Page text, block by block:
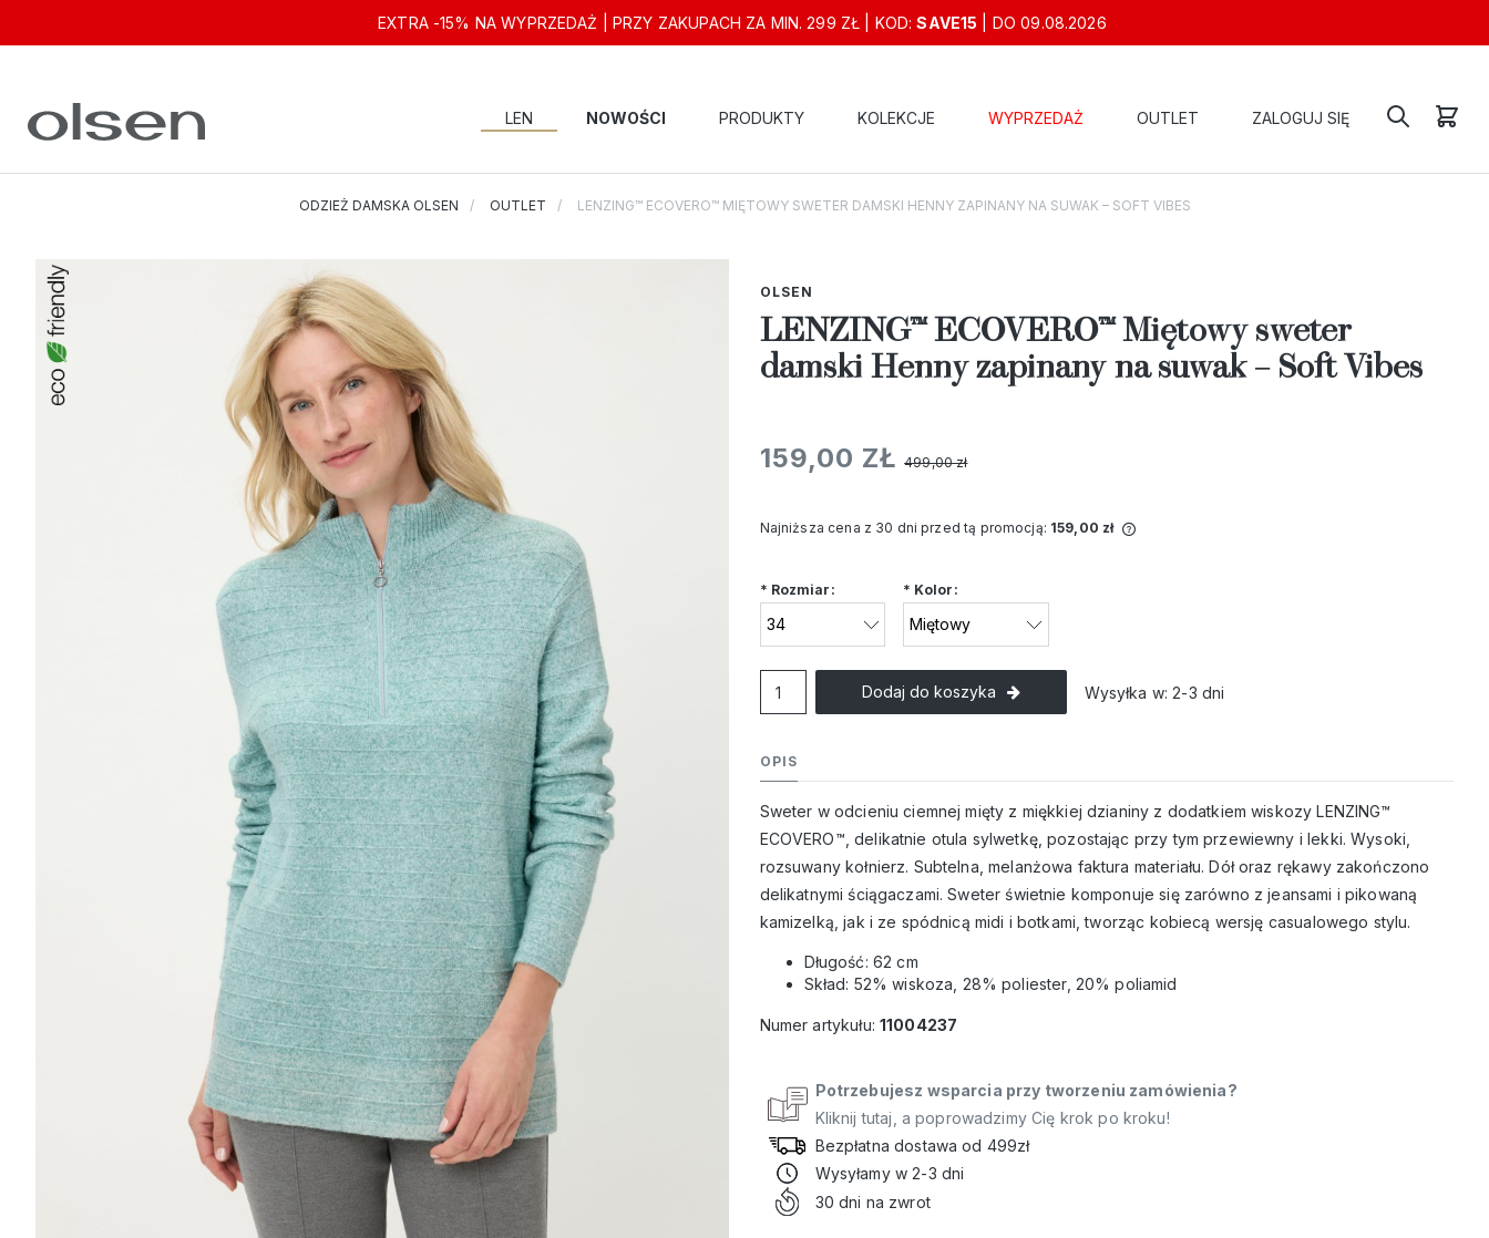
EXTRA -15% NA WYPRZEDAŻ | PRZY ZAKUPACH ZA MIN. 299 ZŁ | KOD:SAVE15 | DO 09.08.2026
LEN NOWOŚCI PRODUKTY KOLEKCJE WYPRZEDAŻ OUTLET ZALOGUJ SIĘ
ODZIEŻ DAMSKA OLSEN OUTLET LENZING™ ECOVERO™ MIĘTOWY SWETER DAMSKI HENNY ZAPINANY NA SUWAK – SOFT VIBES
OLSEN
LENZING™ ECOVERO™ Miętowy sweter
damski Henny zapinany na suwak – Soft Vibes
159,00 ZŁ 499,00 zł
Najniższa cena z 30 dni przed tą promocją: 159,00 zł
niż 30 dni, wyświetlana jest najniższa
cena od momentu, kiedy produkt
pojawił się w sprzedaży.
* Rozmiar: * Kolor:
Dodaj do koszyka Wysyłka w: 2-3 dni
OPIS
Sweter w odcieniu ciemnej mięty z miękkiej dzianiny z dodatkiem wiskozy LENZING™
ECOVERO™, delikatnie otula sylwetkę, pozostając przy tym przewiewny i lekki. Wysoki,
rozsuwany kołnierz. Subtelna, melanżowa faktura materiału. Dół oraz rękawy zakończono
delikatnymi ściągaczami. Sweter świetnie komponuje się zarówno z jeansami i pikowaną
kamizelką, jak i ze spódnicą midi i botkami, tworząc kobiecą wersję casualowego stylu.
Długość: 62 cm
Skład: 52% wiskoza, 28% poliester, 20% poliamid
Numer artykułu: 11004237
Potrzebujesz wsparcia przy tworzeniu zamówienia?
Kliknij tutaj, a poprowadzimy Cię krok po kroku!
Bezpłatna dostawa od 499zł
Wysyłamy w 2-3 dni
30 dni na zwrot